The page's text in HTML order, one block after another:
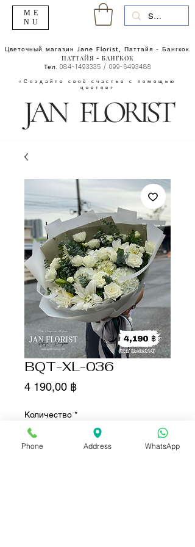
«Создайте своё счастье с помощью
цветов»
Цветочный магазин Jane Florist, Паттайя - Бангкок.
ПАТТАЙЯ - БАНГКОК
Тел. 084-1493335 / 099-6493488
ME
NU
BQT-XL-036
4 190,00 ฿Цена
Количество *
Phone Address WhatsApp